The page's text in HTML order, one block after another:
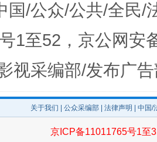
抗生素超标问题” 法
国/公众/公共/全民/
1至52，京公网安
视采编部/发布广
关于我们 公众采编部 法律声明 | 中国
京ICP备11011765号1至